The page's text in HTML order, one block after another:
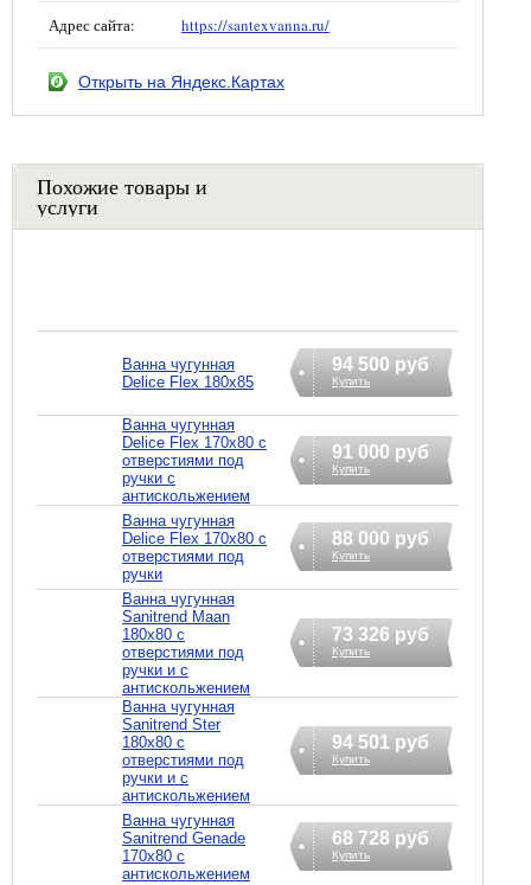
Адрес сайта: https://santexvanna.ru/
Открыть на Яндекс.Картах
Похожие товары и
услуги
Ванна чугунная
Delice Flex 180x85
94 500 руб
Купить
Ванна чугунная
Delice Flex 170x80 с
отверстиями под
ручки с
антискольжением
91 000 руб
Купить
Ванна чугунная
Delice Flex 170x80 с
отверстиями под
ручки
88 000 руб
Купить
Ванна чугунная
Sanitrend Maan
180х80 с
отверстиями под
ручки и с
антискольжением
73 326 руб
Купить
Ванна чугунная
Sanitrend Ster
180х80 с
отверстиями под
ручки и с
антискольжением
94 501 руб
Купить
Ванна чугунная
Sanitrend Genade
170х80 с
антискольжением
68 728 руб
Купить